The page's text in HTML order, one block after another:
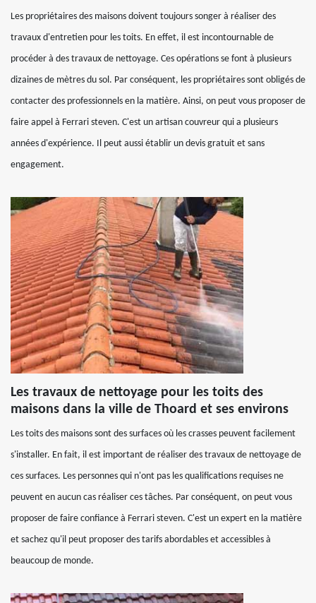
Les propriétaires des maisons doivent toujours songer à réaliser des
travaux d'entretien pour les toits. En effet, il est incontournable de
procéder à des travaux de nettoyage. Ces opérations se font à plusieurs
dizaines de mètres du sol. Par conséquent, les propriétaires sont obligés de
contacter des professionnels en la matière. Ainsi, on peut vous proposer de
faire appel à Ferrari steven. C'est un artisan couvreur qui a plusieurs
années d'expérience. Il peut aussi établir un devis gratuit et sans
engagement.
Les travaux de nettoyage pour les toits des
maisons dans la ville de Thoard et ses environs
Les toits des maisons sont des surfaces où les crasses peuvent facilement
s'installer. En fait, il est important de réaliser des travaux de nettoyage de
ces surfaces. Les personnes qui n'ont pas les qualifications requises ne
peuvent en aucun cas réaliser ces tâches. Par conséquent, on peut vous
proposer de faire confiance à Ferrari steven. C'est un expert en la matière
et sachez qu'il peut proposer des tarifs abordables et accessibles à
beaucoup de monde.